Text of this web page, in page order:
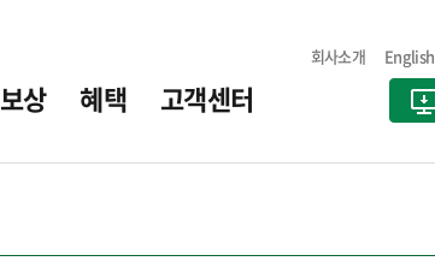
보상 혜택 고객센터
회사소개 English